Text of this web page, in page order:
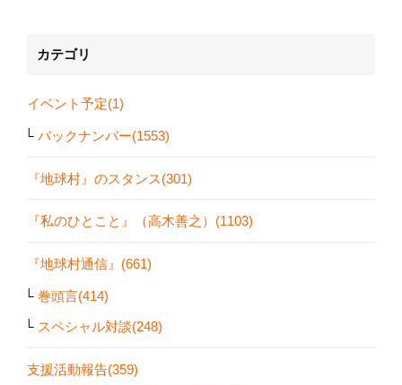
カテゴリ
イベント予定(1)
バックナンバー(1553)
『地球村』のスタンス(301)
『私のひとこと』（高木善之）(1103)
『地球村通信』(661)
巻頭言(414)
スペシャル対談(248)
支援活動報告(359)